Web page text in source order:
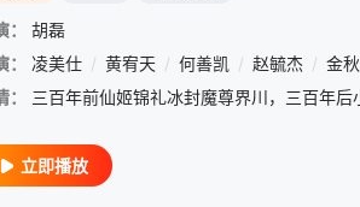
胡磊
凌美仕 / 黄宥天 / 何善凯 / 赵毓杰 / 金秋
立即播放